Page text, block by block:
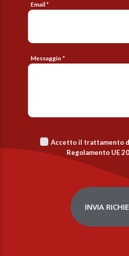
Email *
Messaggio *
Accetto il trattamento
Regolamento UE
INVIA